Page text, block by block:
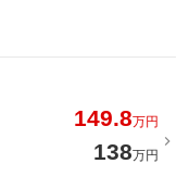
149.8万円
138万円